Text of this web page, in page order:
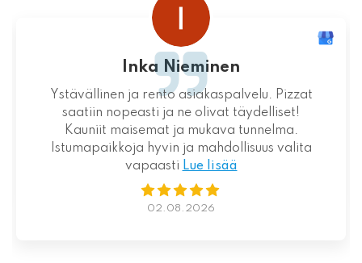
Inka Nieminen
Ystävällinen ja rento asiakaspalvelu. Pizzat
saatiin nopeasti ja ne olivat täydelliset!
Kauniit maisemat ja mukava tunnelma.
Istumapaikkoja hyvin ja mahdollisuus valita
vapaasti Lue lisää
02.08.2026